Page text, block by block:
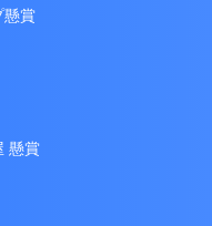
懸賞
懸賞